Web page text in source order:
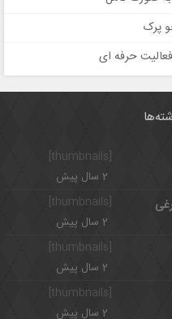
پرک
حرفه ای
2 سال پیش
[thumbnails]
2 سال پیش
2 سال پیش
[thumbnails]
2 سال پیش